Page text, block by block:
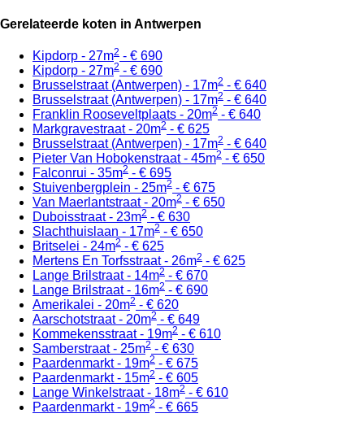
Gerelateerde koten in Antwerpen
Kipdorp - 27m2 - € 690
Kipdorp - 27m2 - € 690
Brusselstraat (Antwerpen) - 17m2 - € 640
Brusselstraat (Antwerpen) - 17m2 - € 640
Franklin Rooseveltplaats - 20m2 - € 640
Markgravestraat - 20m2 - € 625
Brusselstraat (Antwerpen) - 17m2 - € 640
Pieter Van Hobokenstraat - 45m2 - € 650
Falconrui - 35m2 - € 695
Stuivenbergplein - 25m2 - € 675
Van Maerlantstraat - 20m2 - € 650
Duboisstraat - 23m2 - € 630
Slachthuislaan - 17m2 - € 650
Britselei - 24m2 - € 625
Mertens En Torfsstraat - 26m2 - € 625
Lange Brilstraat - 14m2 - € 670
Lange Brilstraat - 16m2 - € 690
Amerikalei - 20m2 - € 620
Aarschotstraat - 20m2 - € 649
Kommekensstraat - 19m2 - € 610
Samberstraat - 25m2 - € 630
Paardenmarkt - 19m2 - € 675
Paardenmarkt - 15m2 - € 605
Lange Winkelstraat - 18m2 - € 610
Paardenmarkt - 19m2 - € 665